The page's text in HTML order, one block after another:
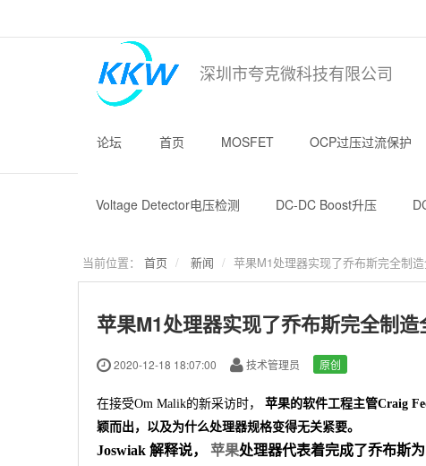
深圳市夸克微科技有限公司
论坛 首页 MOSFET OCP过压过流保护
Voltage Detector电压检测 DC-DC Boost升压
当前位置： 首页 新闻 苹果M1处理器实现了乔布斯完全制
苹果M1处理器实现了乔布斯完全制
2020-12-18 18:07:00 技术管理员 原创
在接受Om Malik的新采访时，
苹果的软件工程主管Craig
颖而出，以及为什么处理器规格变得无关紧要。
Joswiak 解释说， 苹果处理器代表着完成了乔布斯